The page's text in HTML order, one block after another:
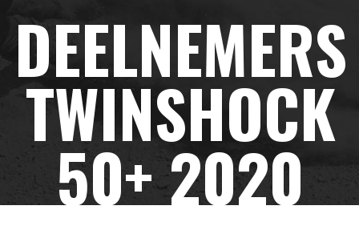
DEELNEMERS
TWINSHOCK
50+ 2020